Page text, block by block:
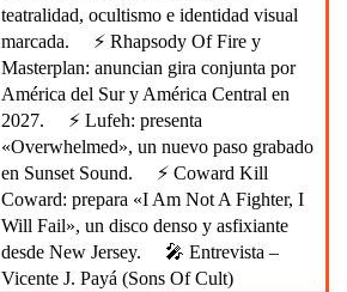
teatralidad, ocultismo e identidad visual
marcada.
⚡ Rhapsody Of Fire y
Masterplan: anuncian gira conjunta por
América del Sur y América Central en
2027.
⚡ Lufeh: presenta
«Overwhelmed», un nuevo paso grabado
en Sunset Sound.
⚡ Coward Kill
Coward: prepara «I Am Not A Fighter, I
Will Fail», un disco denso y asfixiante
desde New Jersey.
🎤 Entrevista –
Vicente J. Payá (Sons Of Cult)